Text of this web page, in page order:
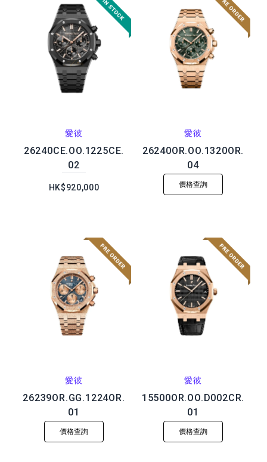
愛彼
26240CE.OO.1225CE.
02
HK$920,000
愛彼
26240OR.OO.1320OR.
04
價格查詢
愛彼
26239OR.GG.1224OR.
01
價格查詢
愛彼
15500OR.OO.D002CR.
01
價格查詢